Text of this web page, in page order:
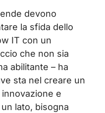
devono
la sfida dello
IT con un
che non sia
abilitante – ha
sta nel creare un
e
lato, bisogna